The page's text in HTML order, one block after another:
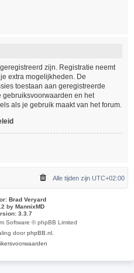
zijn. Registratie neemt
extra mogelijkheden. De
toestaan aan geregistreerde
gebruiksvoorwaarden en het
als je gebruik maakt van het forum.
Alle tijden zijn UTC+02:00
Brad Veryard
by MannixMD
3.3.7
Software © phpBB Limited
doorphpBB.nl